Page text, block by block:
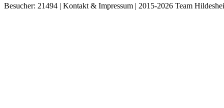
Besucher: 21494 | Kontakt & Impressum | 2015-2026 Team